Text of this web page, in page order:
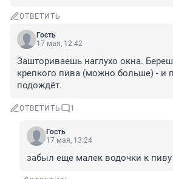
ОТВЕТИТЬ
Гость
17 мая, 12:42
Зашториваешь наглухо окна.
крепкого пива (можно больше) - и
подождёт.
ОТВЕТИТЬ 1
Гость
17 мая, 13:24
забыл еще малек водочки к пиву